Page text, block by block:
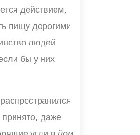
действием,
пищу дорогими
людей
бы у них
принято, даже